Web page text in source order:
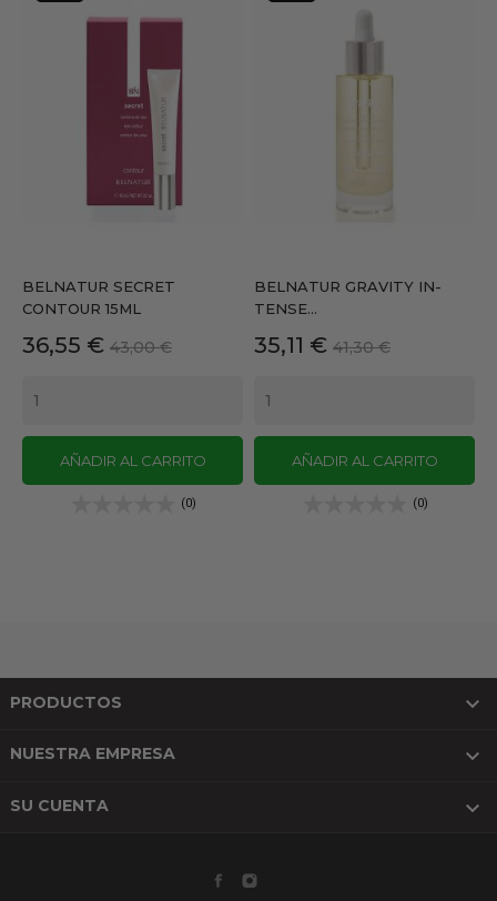
BELNATUR SECRET
CONTOUR 15ML
Precio
36,55 € Precio
43,00 €
AÑADIR AL CARRITO
(0)
BELNATUR GRAVITY IN-
TENSE...
Precio
35,11 € Precio
41,30 €
AÑADIR AL CARRITO
(0)
PRODUCTOS 
NUESTRA EMPRESA 
SU CUENTA 